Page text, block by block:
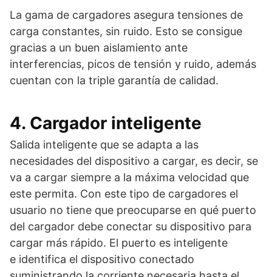
La gama de cargadores asegura tensiones de
carga constantes, sin ruido. Esto se consigue
gracias a un buen aislamiento ante
interferencias, picos de tensión y ruido, además
cuentan con la triple garantía de calidad.
4. Cargador inteligente
Salida inteligente que se adapta a las
necesidades del dispositivo a cargar, es decir, se
va a cargar siempre a la máxima velocidad que
este permita. Con este tipo de cargadores el
usuario no tiene que preocuparse en qué puerto
del cargador debe conectar su dispositivo para
cargar más rápido. El puerto es inteligente
e identifica el dispositivo conectado